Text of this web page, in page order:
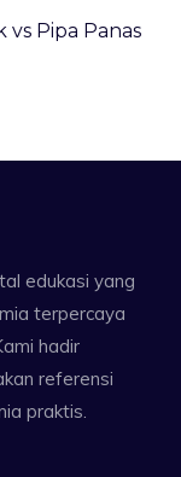
Pipa Panas
edukasi yang
terpercaya
hadir
referensi
praktis.